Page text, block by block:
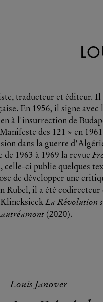
traducteur et éditeur. Il
En 1956, il signe avec
à l'insurrection de
des 121 » en
dans la guerre
de 1963 à 1969 la revue
ci publie quelques
de développer une
Rubel, il a été codirecteur
La Révolution
(2020).
Louis Janover